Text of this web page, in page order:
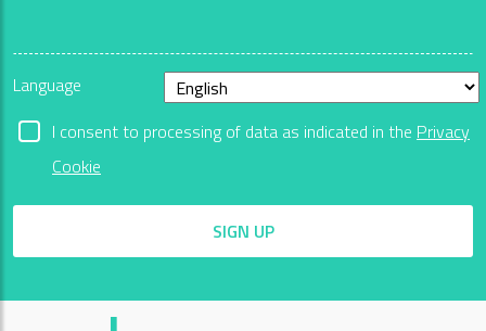
Language
I consent to processing of data as indicated in the Privacy
Cookie
SIGN UP